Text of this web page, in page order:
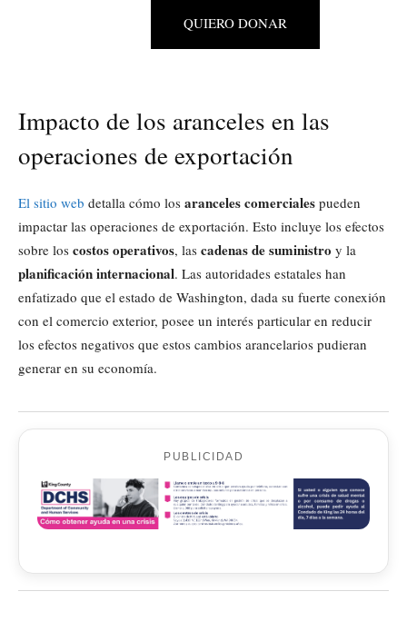
QUIERO DONAR
Impacto de los aranceles en las
operaciones de exportación
El sitio web detalla cómo los aranceles comerciales pueden
impactar las operaciones de exportación. Esto incluye los efectos
sobre los costos operativos, las cadenas de suministro y la
planificación internacional. Las autoridades estatales han
enfatizado que el estado de Washington, dada su fuerte conexión
con el comercio exterior, posee un interés particular en reducir
los efectos negativos que estos cambios arancelarios pudieran
generar en su economía.
PUBLICIDAD